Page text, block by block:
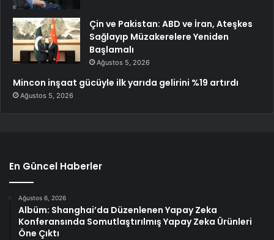
Çin ve Pakistan: ABD ve İran, Ateşkes
Sağlayıp Müzakerelere Yeniden
Başlamalı
Ağustos 5, 2026
Mincon inşaat gücüyle ilk yarıda gelirini %19 artırdı
Ağustos 5, 2026
En Güncel Haberler
Ağustos 6, 2026
Albüm: Shanghai’da Düzenlenen Yapay Zeka
Konferansında Somutlaştırılmış Yapay Zeka Ürünleri
Öne Çıktı